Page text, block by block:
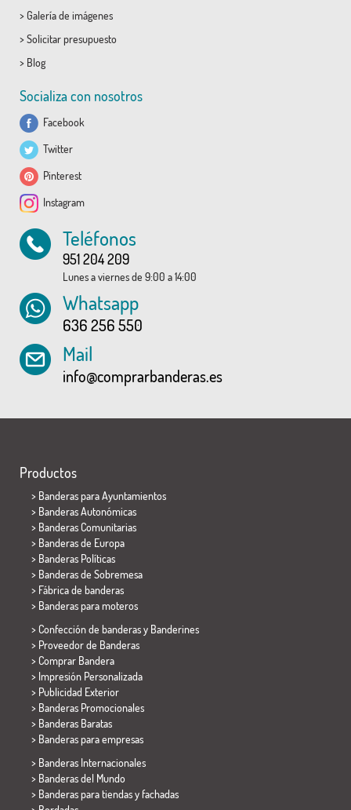
> Galería de imágenes
> Solicitar presupuesto
> Blog
Socializa con nosotros
Facebook
Twitter
Pinterest
Instagram
Teléfonos
951 204 209
Lunes a viernes de 9:00 a 14:00
Whatsapp
636 256 550
Mail
info@comprarbanderas.es
Productos
> Banderas para Ayuntamientos
> Banderas Autonómicas
> Banderas Comunitarias
> Banderas de Europa
> Banderas Políticas
> Banderas de Sobremesa
> Fábrica de banderas
> Banderas para moteros
> Confección de banderas y Banderines
> Proveedor de Banderas
> Comprar Bandera
> Impresión Personalizada
> Publicidad Exterior
> Banderas Promocionales
> Banderas Baratas
> Banderas para empresas
> Banderas Internacionales
> Banderas del Mundo
> Banderas para tiendas y fachadas